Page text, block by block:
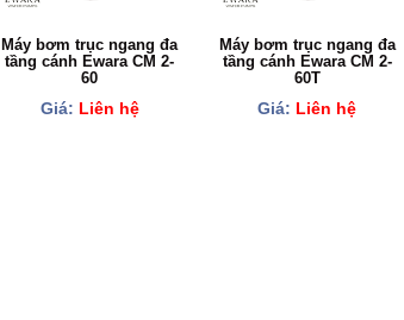
Máy bơm trục ngang đa
tầng cánh Ewara CM 2-
60
Giá: Liên hệ
Máy bơm trục ngang đa
tầng cánh Ewara CM 2-
60T
Giá: Liên hệ